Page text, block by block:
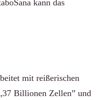
kann das
mit reißerischen
Billionen Zellen” und